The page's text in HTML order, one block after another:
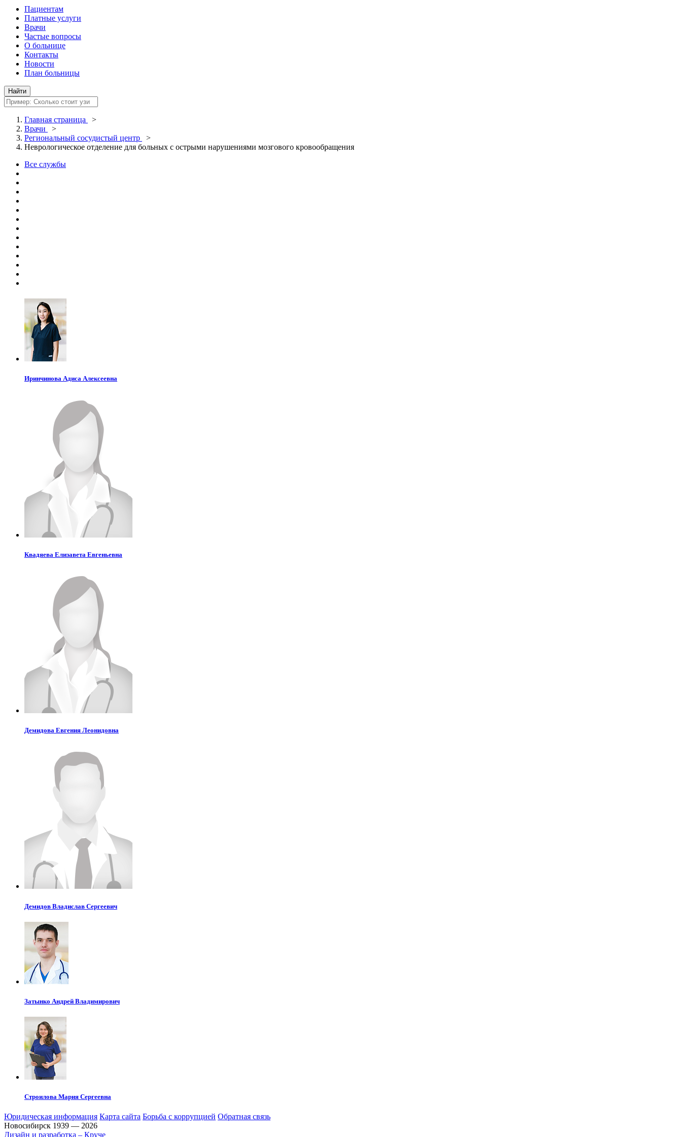
Пациентам
Платные услуги
Врачи
Частые вопросы
О больнице
Контакты
Новости
План больницы
Главная страница
>
Врачи
>
Региональный сосудистый центр
>
Неврологическое отделение для больных с острыми нарушениями мозгового кровообращения
Все службы
Иринчинова Адиса Алексеевна
Квадяева Елизавета Евгеньевна
Демидова Евгения Леонидовна
Демидов Владислав Сергеевич
Затынко Андрей Владимирович
Строилова Мария Сергеевна
Юридическая информация Карта сайта Борьба с коррупцией Обратная связь
Новосибирск 1939 — 2026
Дизайн и разработка – Круче